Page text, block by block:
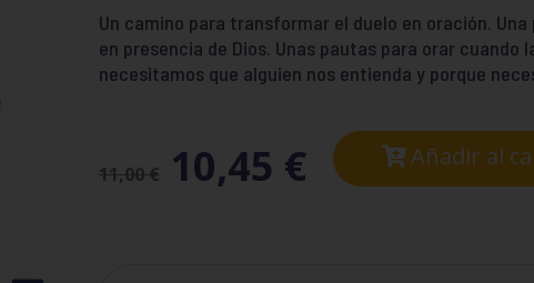
Un camino para transformar el duelo en oración. Una
en presencia de Dios. Unas pautas para orar cuando
necesitamos que alguien nos entienda y porque
11,00€ 10,45 € Añadir al